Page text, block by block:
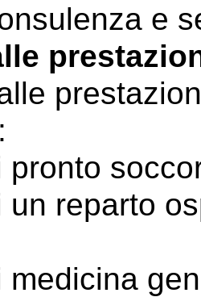
e
pronto
un reparto
medicina